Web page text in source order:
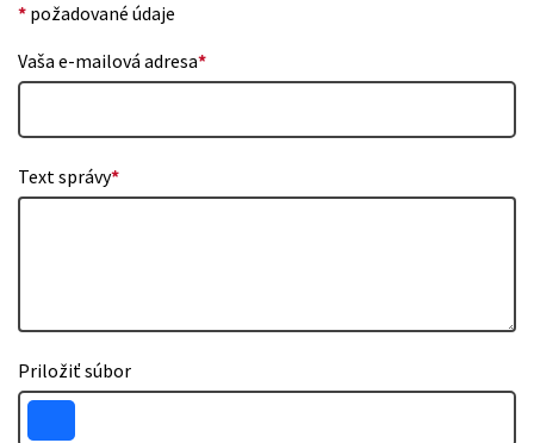
* požadované údaje
Vaša e-mailová adresa*
Text správy*
Priložiť súbor